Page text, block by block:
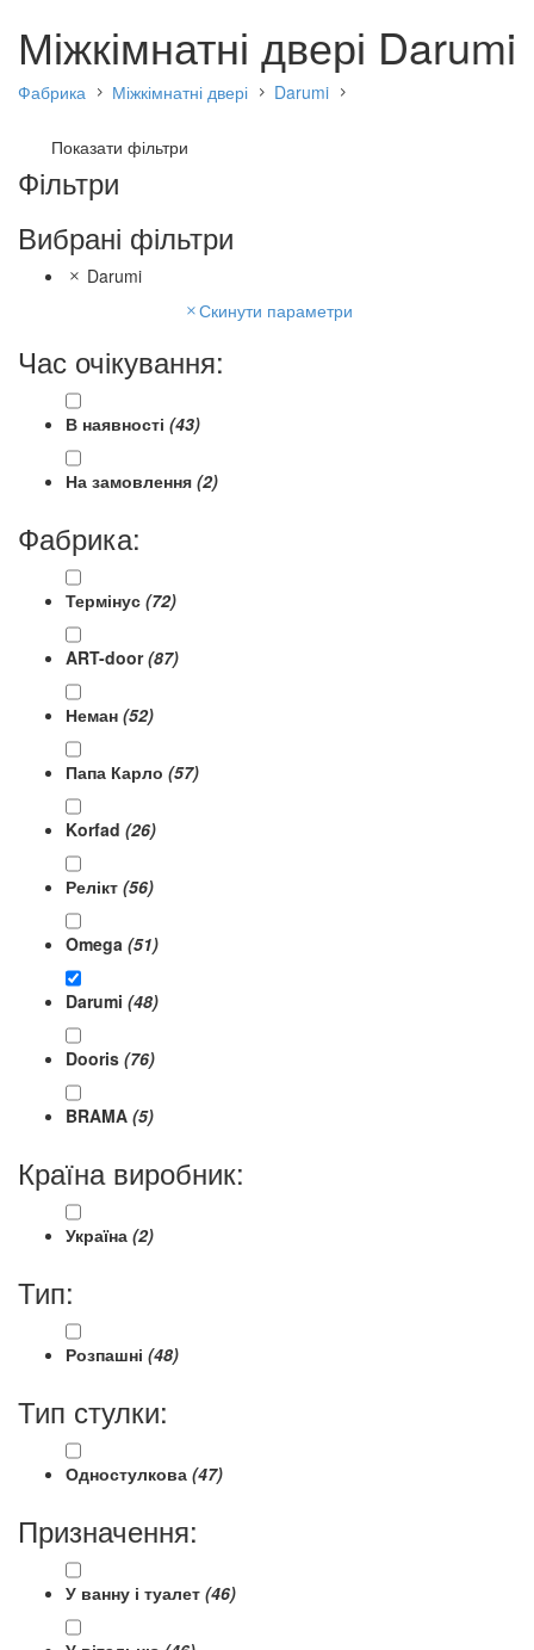
Міжкімнатні двері Darumi
Фабрика Міжкімнатні двері Darumi
Показати фільтри
Фільтри
Вибрані фільтри
Darumi
Скинути параметри
Час очікування:
В наявності (43)
На замовлення (2)
Фабрика:
Термінус (72)
ART-door(87)
Неман (52)
Папа Карло (57)
Korfad (26)
Релікт (56)
Omega (51)
Darumi (48)
Dooris (76)
BRAMA (5)
Країна виробник:
Україна (2)
Тип:
Розпашні (48)
Тип стулки:
Одностулкова (47)
Призначення:
У ванну і туалет (46)